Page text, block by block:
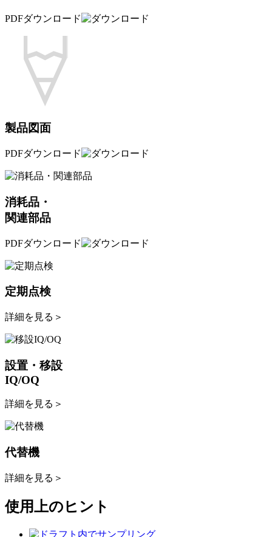
PDFダウンロード
製品図面
PDFダウンロード
消耗品・
関連部品
PDFダウンロード
定期点検
詳細を見る ＞
設置・移設
IQ/OQ
詳細を見る ＞
代替機
詳細を見る ＞
使用上のヒント